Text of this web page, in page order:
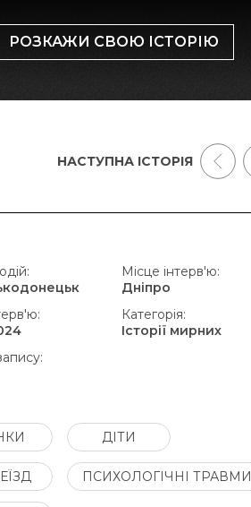
РОЗКАЖИ СВОЮ ІСТОРІЮ
Місце інтерв'ю:
Дніпро
Категорія:
Історії мирних
ДІТИ
ПСИХОЛОГІЧНІ ТРАВМИ
НАСТУПНА ІСТОРІЯ